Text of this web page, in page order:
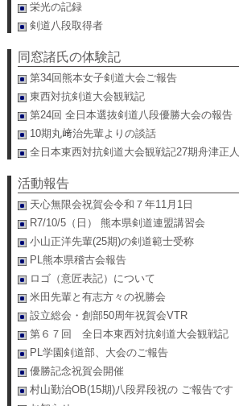
栄光の記録
剣道八段取得者
同窓諸氏の体験記
第34回熊本女子剣道大会ご報告
東西対抗剣道大会観戦記
第24回 全日本選抜剣道八段優勝大会の報告
10期丸﨑治先輩よりの談話
全日本東西対抗剣道大会観戦記27期舟津正人
活動報告
天心無限会祝賀会令和７年11月1日
R7/10/5（日） 熊本県剣道連盟講習会
小山正洋先輩(25期)の剣道範士受称
PL熊本県稽古会報告
ロゴ（意匠表記）について
米田先輩と有志方々の祝勝会
設立総会・創部50周年祝賀会VTR
第６７回 全日本東西対抗剣道大会観戦記
PL学園剣道部、大会のご報告
優勝記念祝賀会開催
村山勤治OB(15期)八段昇段祝の ご報告です